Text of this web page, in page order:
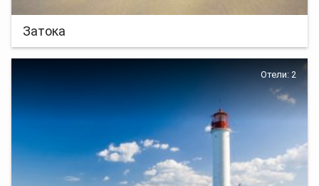
Затока
Отели: 2